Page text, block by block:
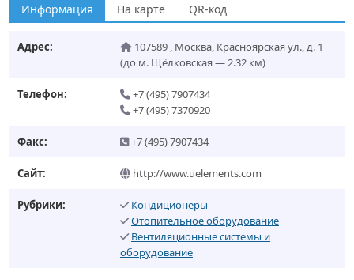
Информация На карте QR-код
Адрес: 107589 , Москва, Красноярская ул., д. 1
(до м. Щёлковская — 2.32 км)
Телефон:
+7 (495) 7907434
+7 (495) 7370920
Факс: +7 (495) 7907434
Сайт: http://www.uelements.com
Рубрики:
Кондиционеры
Отопительное оборудование
Вентиляционные системы и
оборудование